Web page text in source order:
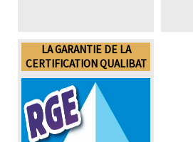
LA GARANTIE DE LA
CERTIFICATION QUALIBAT